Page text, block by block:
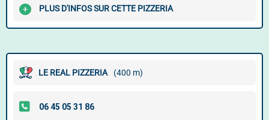
PLUS D'INFOS SUR CETTE PIZZERIA
LE REAL PIZZERIA (400 m)